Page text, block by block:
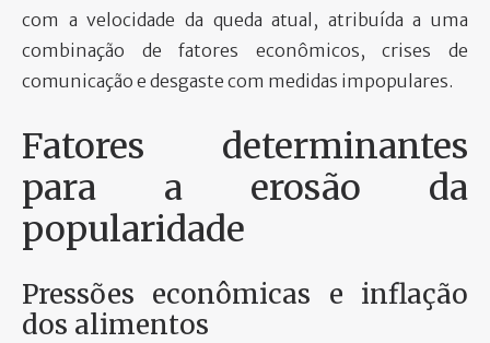
com a velocidade da queda atual, atribuída a uma
combinação de fatores econômicos, crises de
comunicação e desgaste com medidas impopulares.
Fatores determinantes
para a erosão da
popularidade
Pressões econômicas e inflação
dos alimentos